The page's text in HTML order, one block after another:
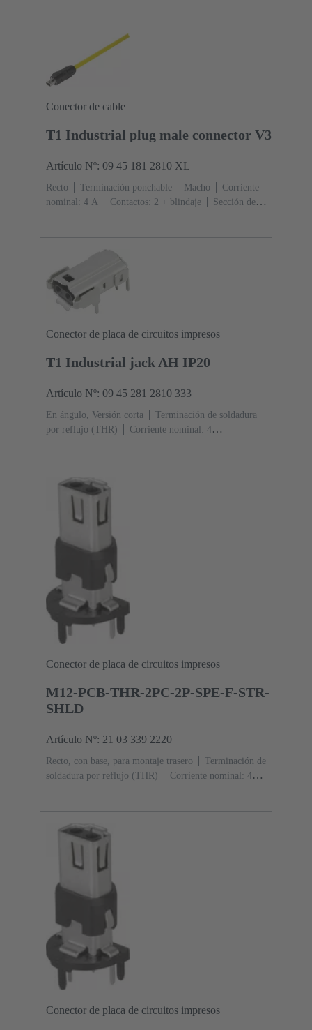
Conector de cable
T1 Industrial plug male connector V3
Artículo Nº: 09 45 181 2810 XL
Recto Terminación ponchable Macho
Corriente
nominal: ‌4 A
Contactos: 2 + blindaje
Sección de
Conector de placa de circuitos impresos
T1 Industrial jack AH IP20
Artículo Nº: 09 45 281 2810 333
En ángulo, Versión corta
Terminación de soldadura
por reflujo (THR)
Corriente nominal: ‌4
Conector de placa de circuitos impresos
M12-PCB-THR-2PC-2P-SPE-F-STR-
SHLD
Artículo Nº: 21 03 339 2220
Recto, con base, para montaje trasero
Terminación de
soldadura por reflujo (THR)
Corriente nominal: ‌4
Conector de placa de circuitos impresos